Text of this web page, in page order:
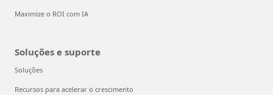
Maximize o ROI com IA
Soluções e suporte
Soluções
Recursos para acelerar o crescimento